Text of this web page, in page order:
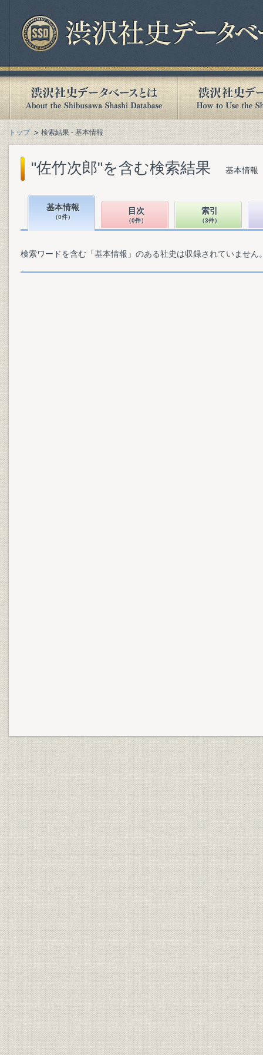
トップ 検索結果 - 基本情報
"佐竹次郎"を含む検索結果 基本情報
基本情報
（0件）
目次
（0件）
索引
（3件）
検索ワードを含む「基本情報」のある社史は収録されていません